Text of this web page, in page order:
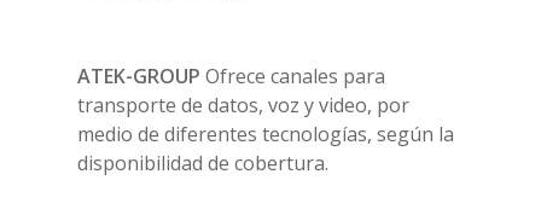
ATEK-GROUPOfrece canales para
transporte de datos, voz y video, por
medio de diferentes tecnologías, según la
disponibilidad de cobertura.